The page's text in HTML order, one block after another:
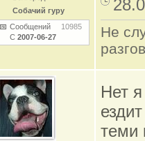
Собачий гуру
Сообщений 10985
С 2007-06-27
Не
Нет
теми